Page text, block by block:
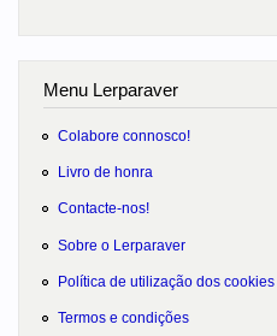
Menu Lerparaver
Colabore connosco!
Livro de honra
Contacte-nos!
Sobre o Lerparaver
Política de utilização dos cookies
Termos e condições